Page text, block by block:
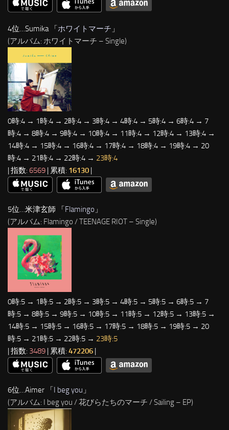
4位…Sumika 「ホワイトマーチ 」
(アルバム: ホワイトマーチ – Single)
0時:4 → 1時:4 → 2時:4 → 3時:4 → 4時:4 → 5時:4 → 6時:4 → 7
時:4 → 8時:4 → 9時:4 → 10時:4 → 11時:4 → 12時:4 → 13時:4 →
14時:4 → 15時:4 → 16時:4 → 17時:4 → 18時:4 → 19時:4 → 20
時:4 → 21時:4 → 22時:4 → 23時:4
| 指数: 6569 | 累積: 16130 |
5位…米津玄師 「Flamingo 」
(アルバム: Flamingo / TEENAGE RIOT – Single)
0時:5 → 1時:5 → 2時:5 → 3時:5 → 4時:5 → 5時:5 → 6時:5 → 7
時:5 → 8時:5 → 9時:5 → 10時:5 → 11時:5 → 12時:5 → 13時:5 →
14時:5 → 15時:5 → 16時:5 → 17時:5 → 18時:5 → 19時:5 → 20
時:5 → 21時:5 → 22時:5 → 23時:5
| 指数: 3489 | 累積: 472206 |
6位…Aimer 「I beg you 」
(アルバム: I beg you / 花びらたちのマーチ / Sailing – EP)